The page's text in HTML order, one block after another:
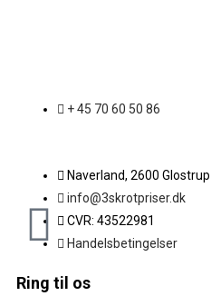
+ 45 70 60 50 86
Naverland, 2600 Glostrup
info@3skrotpriser.dk
CVR: 43522981
Handelsbetingelser
Ring til os